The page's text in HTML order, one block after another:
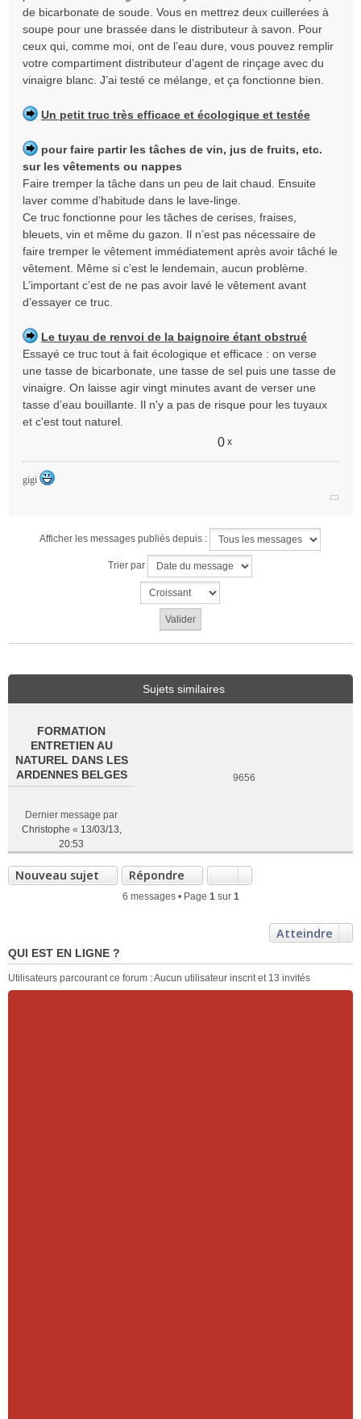
de bicarbonate de soude. Vous en mettrez deux cuillerées à
soupe pour une brassée dans le distributeur à savon. Pour
ceux qui, comme moi, ont de l’eau dure, vous pouvez remplir
votre compartiment distributeur d’agent de rinçage avec du
vinaigre blanc. J’ai testé ce mélange, et ça fonctionne bien.
Un petit truc très efficace et écologique et testée
pour faire partir les tâches de vin, jus de fruits, etc.
sur les vêtements ou nappes
Faire tremper la tâche dans un peu de lait chaud. Ensuite
laver comme d’habitude dans le lave-linge.
Ce truc fonctionne pour les tâches de cerises, fraises,
bleuets, vin et même du gazon. Il n’est pas nécessaire de
faire tremper le vêtement immédiatement après avoir tâché le
vêtement. Même si c’est le lendemain, aucun problème.
L’important c’est de ne pas avoir lavé le vêtement avant
d’essayer ce truc.
Le tuyau de renvoi de la baignoire étant obstrué
Essayé ce truc tout à fait écologique et efficace : on verse
une tasse de bicarbonate, une tasse de sel puis une tasse de
vinaigre. On laisse agir vingt minutes avant de verser une
tasse d’eau bouillante. Il n'y a pas de risque pour les tuyaux
et c'est tout naturel.
0 x
gigi
Afficher les messages publiés depuis :
Trier par
Sujets similaires
FORMATION
ENTRETIEN AU
NATUREL DANS LES
ARDENNES BELGES
Dernier message par
Christophe « 13/03/13,
20:53
9656
Nouveau sujet Répondre
6 messages • Page 1sur 1
Atteindre
QUI EST EN LIGNE ?
Utilisateurs parcourant ce forum : Aucun utilisateur inscrit et 13 invités